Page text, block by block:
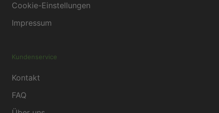
Cookie-Einstellungen
Impressum
Kundenservice
Kontakt
FAQ